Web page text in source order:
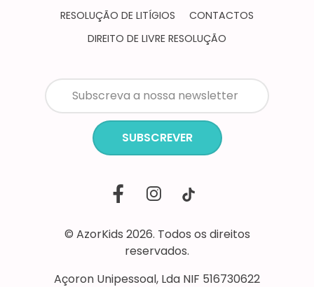
RESOLUÇÃO DE LITÍGIOS
CONTACTOS
DIREITO DE LIVRE RESOLUÇÃO
SUBSCREVER
© AzorKids 2026. Todos os direitos
reservados.
Açoron Unipessoal, Lda NIF 516730622